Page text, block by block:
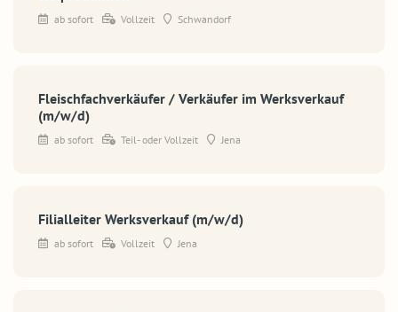
ab sofort Vollzeit Schwandorf
Fleischfachverkäufer / Verkäufer im Werksverkauf
(m/w/d)
ab sofort Teil- oder Vollzeit Jena
Filialleiter Werksverkauf (m/w/d)
ab sofort Vollzeit Jena